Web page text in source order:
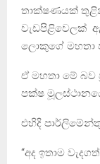
තාක්ෂණයක්
වැඩපිළිවෙලක්
ලොකුගේ මහතා
ඒ මහතා මේ බව
පක්ෂ
එහිදි
“අද ඉතාම